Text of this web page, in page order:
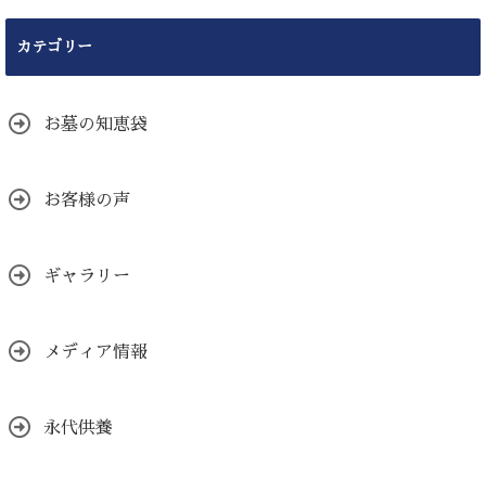
カテゴリー
お墓の知恵袋
お客様の声
ギャラリー
メディア情報
永代供養